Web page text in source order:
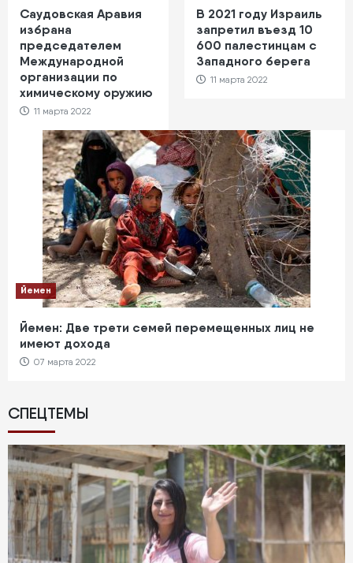
Саудовская Аравия
избрана
председателем
Международной
организации по
химическому оружию
11 марта 2022
В 2021 году Израиль
запретил въезд 10
600 палестинцам с
Западного берега
11 марта 2022
Йемен
Йемен: Две трети семей перемещенных лиц не
имеют дохода
07 марта 2022
СПЕЦТЕМЫ